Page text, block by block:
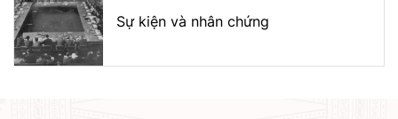
Sự kiện và nhân chứng